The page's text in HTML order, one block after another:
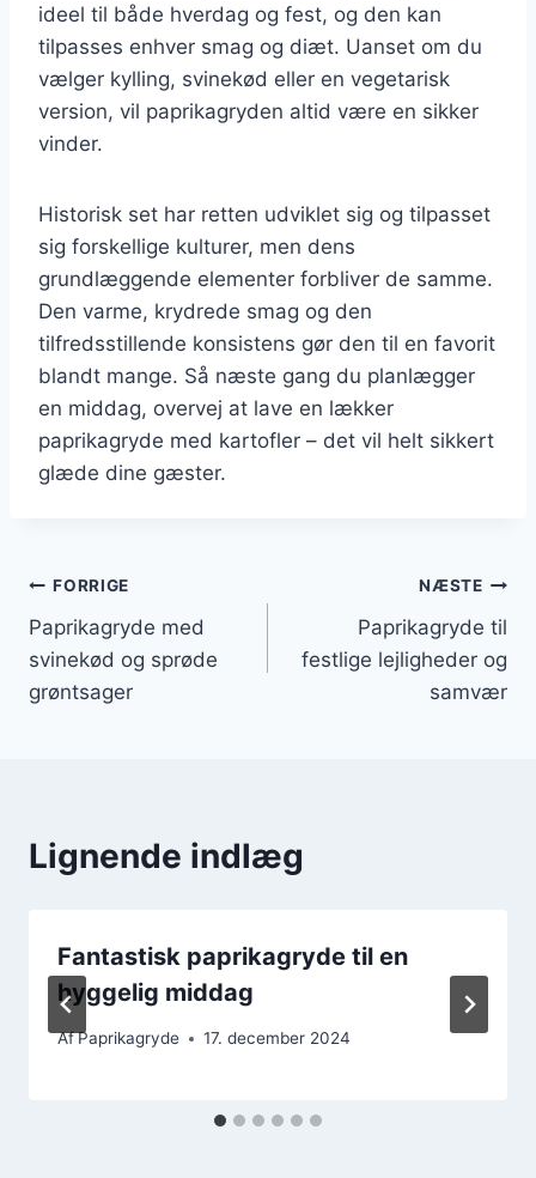
ideel til både hverdag og fest, og den kan
tilpasses enhver smag og diæt. Uanset om du
vælger kylling, svinekød eller en vegetarisk
version, vil paprikagryden altid være en sikker
vinder.
Historisk set har retten udviklet sig og tilpasset
sig forskellige kulturer, men dens
grundlæggende elementer forbliver de samme.
Den varme, krydrede smag og den
tilfredsstillende konsistens gør den til en favorit
blandt mange. Så næste gang du planlægger
en middag, overvej at lave en lækker
paprikagryde med kartofler – det vil helt sikkert
glæde dine gæster.
Indlægsnavigation
FORRIGE
Paprikagryde med
svinekød og sprøde
grøntsager
NÆSTE
Paprikagryde til
festlige lejligheder og
samvær
Lignende indlæg
Fantastisk paprikagryde til en
hyggelig middag
AfPaprikagryde 17. december 2024